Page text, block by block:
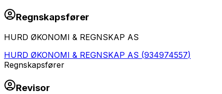
Regnskapsfører
HURD ØKONOMI & REGNSKAP AS
HURD ØKONOMI & REGNSKAP AS (934974557)
Regnskapsfører
Revisor